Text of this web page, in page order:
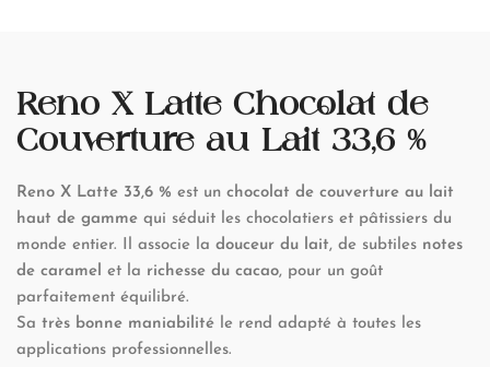
Reno X Latte Chocolat de
Couverture au Lait 33,6 %
Reno X Latte 33,6 % est un chocolat de couverture au lait
haut de gamme qui séduit les chocolatiers et pâtissiers du
monde entier. Il associe la douceur du lait, de subtiles notes
de caramel et la richesse du cacao, pour un goût
parfaitement équilibré.
Sa très bonne maniabilité le rend adapté à toutes les
applications professionnelles.